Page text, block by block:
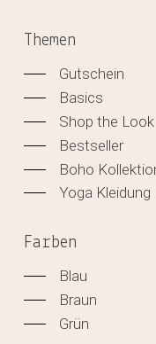
Themen
Gutschein
Basics
Shop the Look
Bestseller
Boho
Yoga Kleidung
Farben
Blau
Braun
Grün